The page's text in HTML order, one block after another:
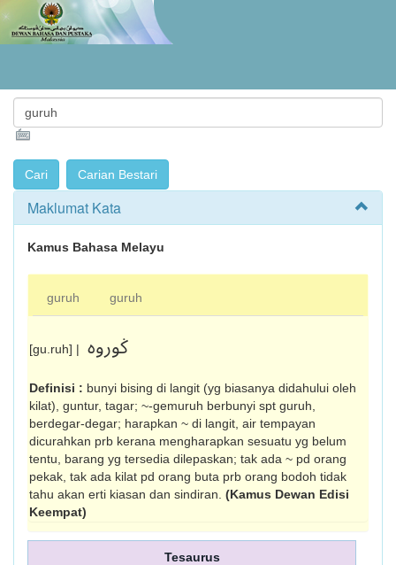
Maklumat Kata
Kamus Bahasa Melayu
guruh guruh
[gu.ruh] | ݢوروه
Definisi : bunyi bising di langit (yg biasanya didahului oleh
kilat), guntur, tagar; ~-gemuruh berbunyi spt guruh,
berdegar-degar; harapkan ~ di langit, air tempayan
dicurahkan prb kerana mengharapkan sesuatu yg belum
tentu, barang yg tersedia dilepaskan; tak ada ~ pd orang
pekak, tak ada kilat pd orang buta prb orang bodoh tidak
tahu akan erti kiasan dan sindiran. (Kamus Dewan Edisi
Keempat)
Tesaurus